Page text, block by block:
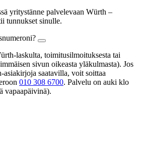
yritystänne palvelevaan Würth –
tunnukset sinulle.
laskulta, toimitusilmoituksesta tai
sivun oikeasta yläkulmasta). Jos
saatavilla, voit soittaa
010 308 6700. Palvelu on auki klo
vapaapäivinä).